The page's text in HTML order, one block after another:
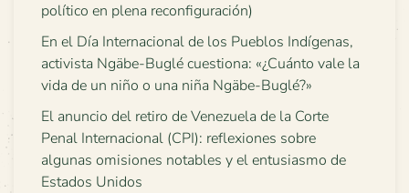
político en plena reconfiguración)
En el Día Internacional de los Pueblos Indígenas,
activista Ngäbe-Buglé cuestiona: «¿Cuánto vale la
vida de un niño o una niña Ngäbe-Buglé?»
El anuncio del retiro de Venezuela de la Corte
Penal Internacional (CPI): reflexiones sobre
algunas omisiones notables y el entusiasmo de
Estados Unidos